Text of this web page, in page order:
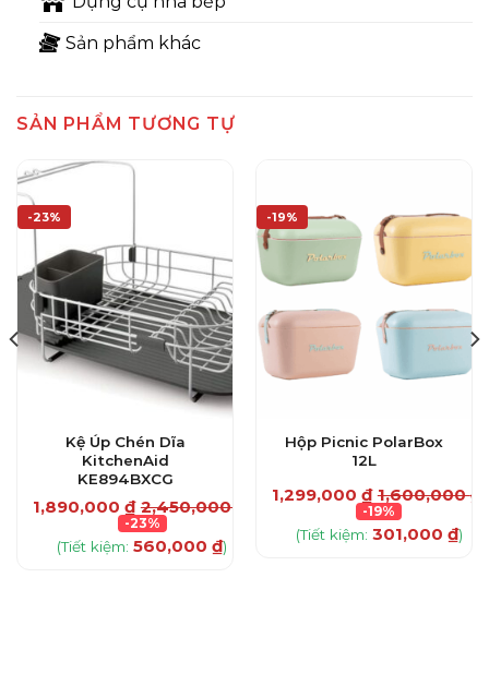
Sản phẩm khác
SẢN PHẨM TƯƠNG TỰ
-23%
Kệ Úp Chén Dĩa
KitchenAid
KE894BXCG
1,890,000 ₫ 2,450,000
-23%
(Tiết kiệm:560,000₫)
-19%
Hộp Picnic PolarBox
12L
1,299,000 ₫ 1,600,000₫
-19%
(Tiết kiệm: 301,000 ₫)